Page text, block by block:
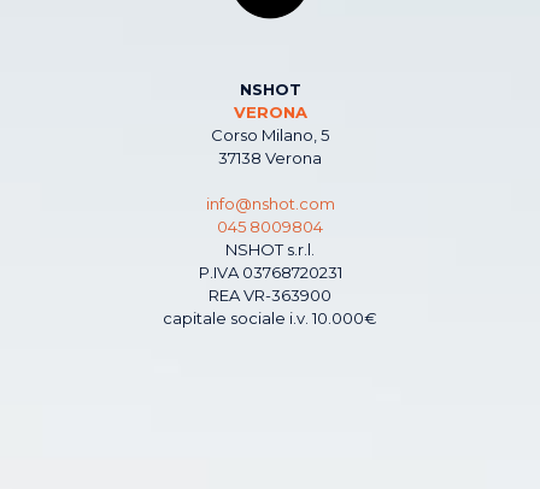
NSHOT
VERONA
Corso Milano, 5
37138 Verona
info@nshot.com
045 8009804
NSHOT s.r.l.
P.IVA 03768720231
REA VR-363900
capitale sociale i.v. 10.000€